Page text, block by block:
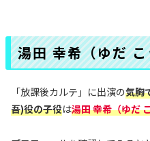
湯田 幸希（ゆだ
「放課後カルテ」に出演の気胸
吾)役の子役は湯田 幸希（ゆだ